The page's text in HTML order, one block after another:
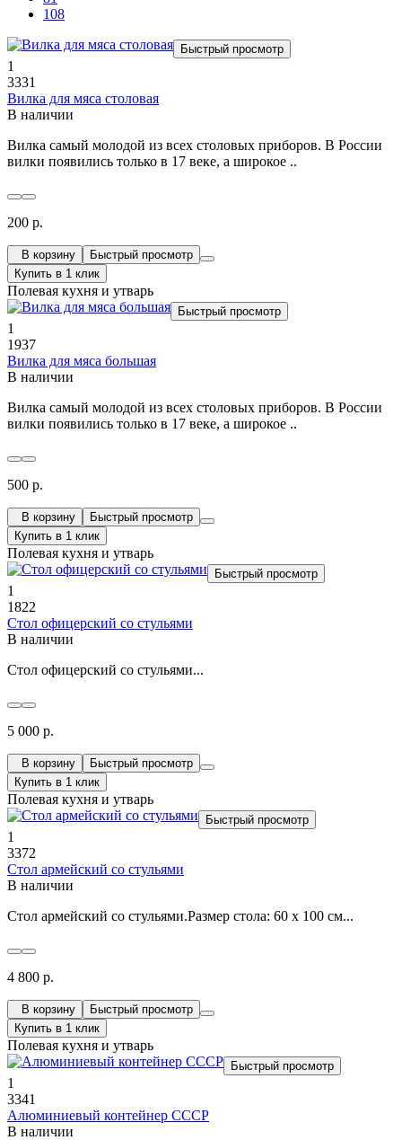
108
Быстрый просмотр
1
3331
Вилка для мяса столовая
В наличии
Вилка самый молодой из всех столовых приборов. В России
вилки появились только в 17 веке, а широкое ..
200 р.
В корзину
Быстрый просмотр
Купить в 1 клик
Полевая кухня и утварь
Быстрый просмотр
1
1937
Вилка для мяса большая
В наличии
Вилка самый молодой из всех столовых приборов. В России
вилки появились только в 17 веке, а широкое ..
500 р.
В корзину
Быстрый просмотр
Купить в 1 клик
Полевая кухня и утварь
Быстрый просмотр
1
1822
Стол офицерский со стульями
В наличии
Стол офицерский со стульями...
5 000 р.
В корзину
Быстрый просмотр
Купить в 1 клик
Полевая кухня и утварь
Быстрый просмотр
1
3372
Стол армейский со стульями
В наличии
Стол армейский со стульями.Размер стола: 60 х 100 см...
4 800 р.
В корзину
Быстрый просмотр
Купить в 1 клик
Полевая кухня и утварь
Быстрый просмотр
1
3341
Алюминиевый контейнер СССР
В наличии